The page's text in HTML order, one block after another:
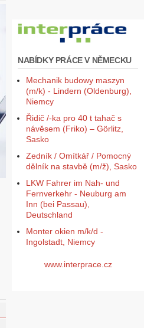
NABÍDKY PRÁCE V NĚMECKU
Mechanik budowy maszyn
(m/k) - Lindern (Oldenburg),
Niemcy
Řidič /-ka pro 40 t tahač s
návěsem (Friko) – Görlitz,
Sasko
Zedník / Omítkář / Pomocný
dělník na stavbě (m/ž), Sasko
LKW Fahrer im Nah- und
Fernverkehr - Neuburg am
Inn (bei Passau),
Deutschland
Monter okien m/k/d -
Ingolstadt, Niemcy
www.interprace.cz